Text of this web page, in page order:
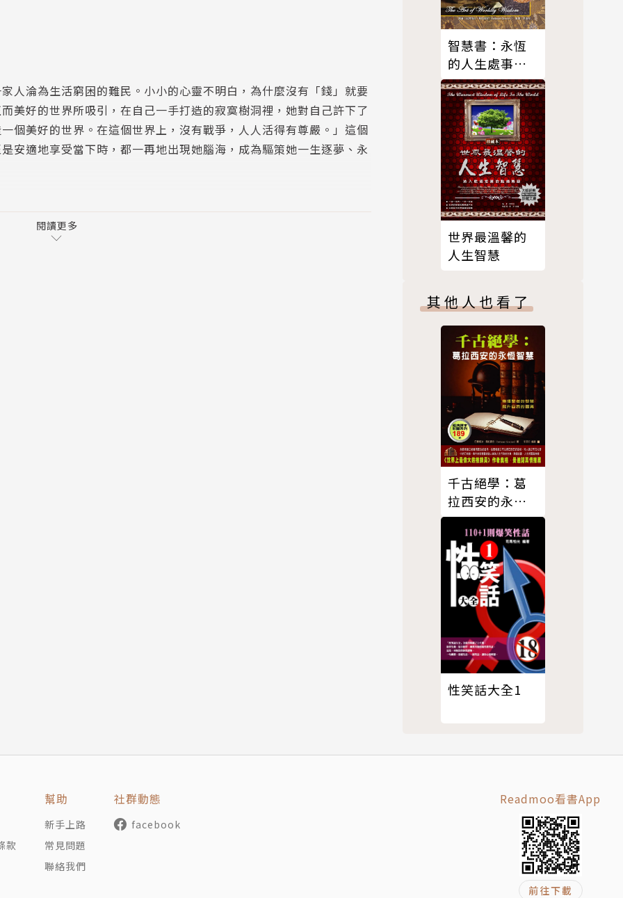
人淪為生活窮困的難民。小小的心靈不明白，為什麼沒有「錢」就要
美好的世界所吸引，在自己一手打造的寂寞樹洞裡，她對自己許下了
個美好的世界。在這個世界上，沒有戰爭，人人活得有尊嚴。」這個
安適地享受當下時，都一再地出現她腦海，成為驅策她一生逐夢、永
都能對社會或他人貢獻一己有用之力。」她成立「施與受中心」，開
他人的幫助；參與者學習在「提供」及「接受」間取得平衡，同時解
（她在書中詳述其經驗，足供有心經營非營利組織者參考），但她也
閱讀更多
智慧書：永恆
的人生處事經
典
世界最溫馨的
人生智慧
其他人也看了
千古絕學：葛
拉西安的永恆
智慧
性笑話大全1
款
幫助
新手上路
常見問題
聯絡我們
社群動態
facebook
Readmoo看書App
前往下載